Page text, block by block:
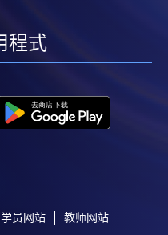
英文版本有任何歧義，一
中心，以現金、「易
程式
学员网站 教师网站